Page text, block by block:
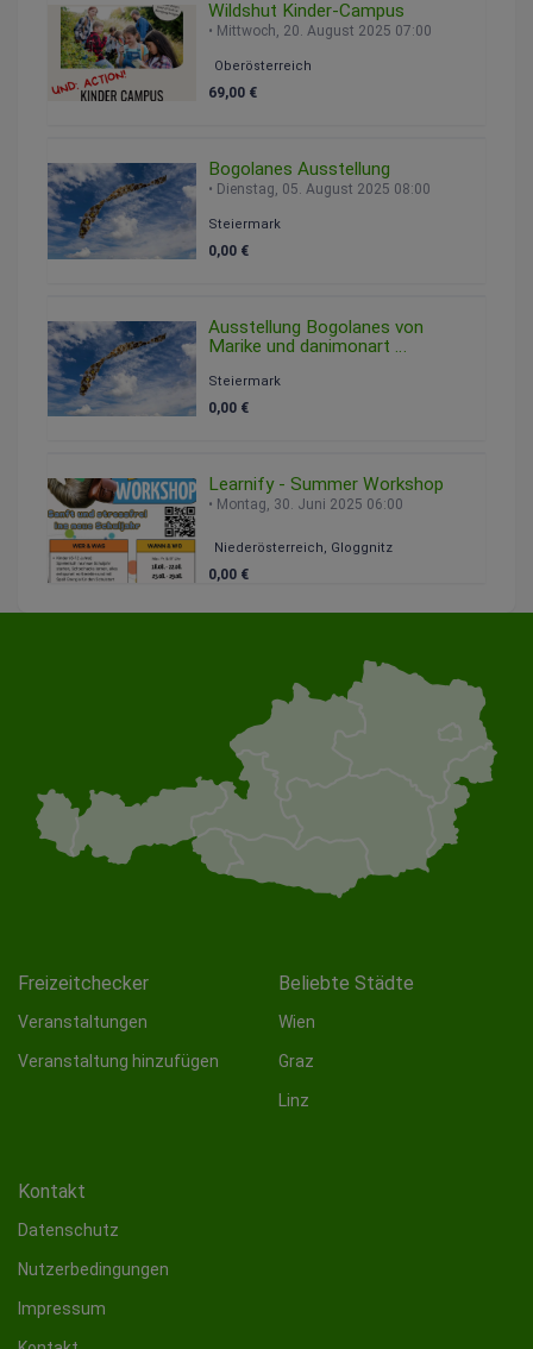
Wildshut Kinder-Campus
Mittwoch, 20. August 2025 07:00
Oberösterreich
69,00 €
Bogolanes Ausstellung
Dienstag, 05. August 2025 08:00
Steiermark
0,00 €
Ausstellung Bogolanes von
Marike und danimonart
Steiermark
0,00 €
Learnify - Summer Workshop
Montag, 30. Juni 2025 06:00
Niederösterreich, Gloggnitz
0,00 €
Freizeitchecker
Veranstaltungen
Veranstaltung hinzufügen
Beliebte Städte
Wien
Graz
Linz
Kontakt
Datenschutz
Nutzerbedingungen
Impressum